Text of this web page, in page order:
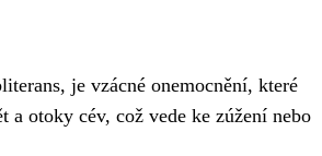
je vzácné onemocnění, které
a otoky cév, což vede ke zúžení nebo